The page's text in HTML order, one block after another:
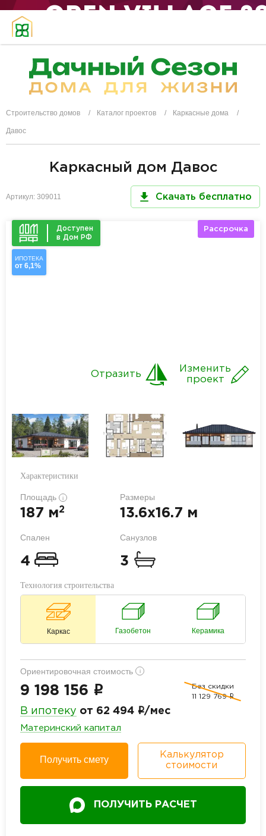
Строительство домов Каталог проектов Каркасные дома
Давос
Каркасный дом Давос
Артикул: 309011 Скачать бесплатно
Доступен
в Дом РФ
ИПОТЕКА
от 6,1%
Рассрочка
Изменить
проект
Отразить
Характеристики
Площадь i
187 м2
Размеры
13.6x16.7 м
Спален
4
Санузлов
3
Технология строительства
Каркас Газобетон Керамика
Ориентировочная стоимость i
9 198 156 i
Без скидки
11 129 769 i
В ипотеку от 62 494 i/мес
Материнский капитал
Получить смету
Калькулятор
стоимости
ПОЛУЧИТЬ РАСЧЕТ